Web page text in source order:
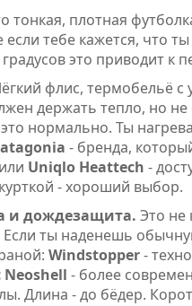
тонкая, плотная
тебе кажется, что
это приводит к
флис, термобельё с
держать тепло, но
нормально. Ты
- бренда,
или Uniqlo Heattech -
- хороший выбор.
и дождезащита. Это не
ты наденешь
Windstopper-
Neoshell - более
. Длина - до бёдер.